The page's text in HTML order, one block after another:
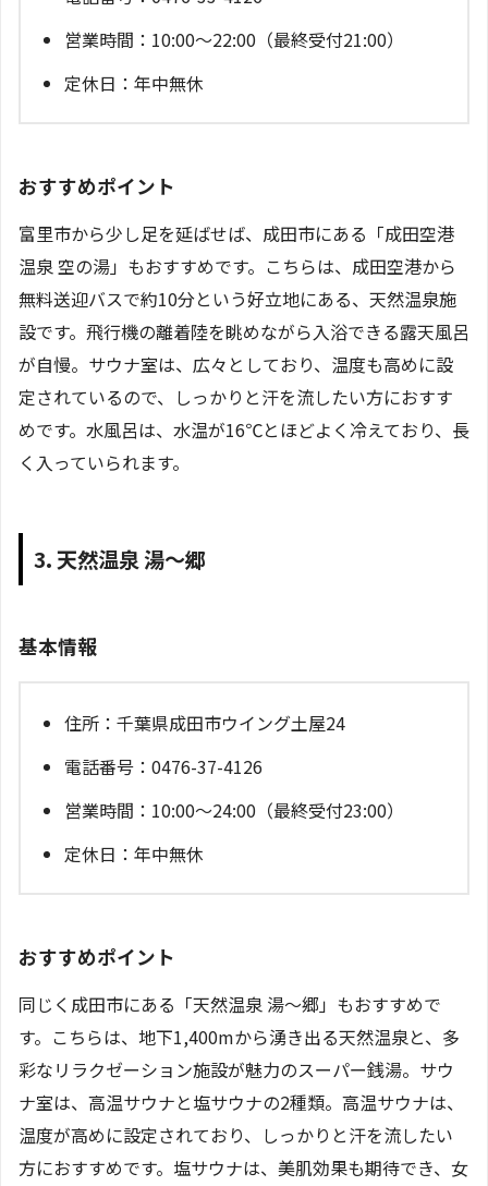
営業時間：10:00～22:00（最終受付21:00）
定休日：年中無休
おすすめポイント
富里市から少し足を延ばせば、成田市にある「成田空港
温泉 空の湯」もおすすめです。こちらは、成田空港から
無料送迎バスで約10分という好立地にある、天然温泉施
設です。飛行機の離着陸を眺めながら入浴できる露天風呂
が自慢。サウナ室は、広々としており、温度も高めに設
定されているので、しっかりと汗を流したい方におすす
めです。水風呂は、水温が16℃とほどよく冷えており、長
く入っていられます。
3. 天然温泉 湯～郷
基本情報
住所：千葉県成田市ウイング土屋24
電話番号：0476-37-4126
営業時間：10:00～24:00（最終受付23:00）
定休日：年中無休
おすすめポイント
同じく成田市にある「天然温泉 湯～郷」もおすすめで
す。こちらは、地下1,400mから湧き出る天然温泉と、多
彩なリラクゼーション施設が魅力のスーパー銭湯。サウ
ナ室は、高温サウナと塩サウナの2種類。高温サウナは、
温度が高めに設定されており、しっかりと汗を流したい
方におすすめです。塩サウナは、美肌効果も期待でき、女